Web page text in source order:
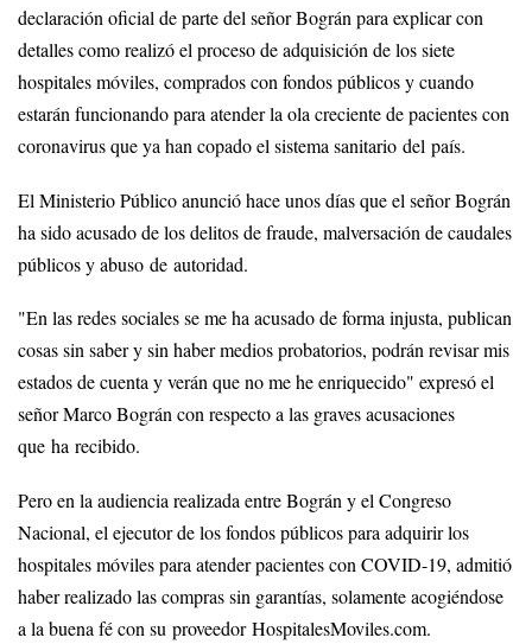
declaración oficial de parte del señor Bográn para explicar con
detalles como realizó el proceso de adquisición de los siete
hospitales móviles, comprados con fondos públicos y cuando
estarán funcionando para atender la ola creciente de pacientes con
coronavirus que ya han copado el sistema sanitario del país.
El Ministerio Público anunció hace unos días que el señor Bográn
ha sido acusado de los delitos de fraude, malversación de caudales
públicos y abuso de autoridad.
"En las redes sociales se me ha acusado de forma injusta, publican
cosas sin saber y sin haber medios probatorios, podrán revisar mis
estados de cuenta y verán que no me he enriquecido" expresó el
señor Marco Bográn con respecto a las graves acusaciones
que ha recibido.
Pero en la audiencia realizada entre Bográn y el Congreso
Nacional, el ejecutor de los fondos públicos para adquirir los
hospitales móviles para atender pacientes con COVID-19, admitió
haber realizado las compras sin garantías, solamente acogiéndose
a la buena fé con su proveedor HospitalesMoviles.com.